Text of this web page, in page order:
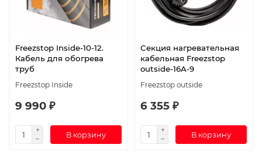
Freezstop Inside-10-12.
Кабель для обогрева
труб
Freezstop Inside
9 990 ₽
В корзину
Секция нагревательная
кабельная Freezstop
outside-16A-9
Freezstop outside
6 355 ₽
В корзину